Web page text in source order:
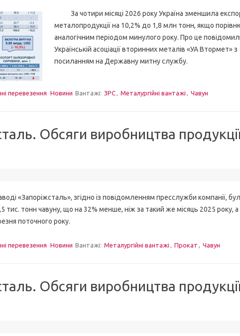
За чотири місяці 2026 року Україна зменшила
металопродукції на 10,2% до 1,8 млн тонн, якщо
аналогічним періодом минулого року. Про це
Українській асоціації вторинних металів «УА Втормет» з
посиланням на Державну митну службу.
перевезення Новини Вантажі: ЗРС, Металургійні вантажі , Чавун
Обсяги виробництва
«Запоріжсталь», згідно із повідомленням пресслужби компанії,
тис. тонн чавуну, що на 32% менше, ніж за такий же місяць 2025 року,
поточного року.
перевезення Новини Вантажі: Металургійні вантажі , Прокат , Чавун
Обсяги виробництва